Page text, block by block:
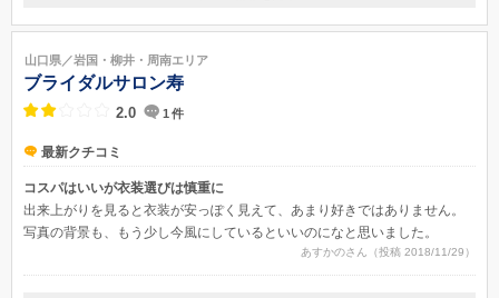
山口県周南市岐南町10-7
山口県／岩国・柳井・周南エリア
ブライダルサロン寿
2.0 1 件
最新クチコミ
コスパはいいが衣装選びは慎重に
出来上がりを見ると衣装が安っぽく見えて、あまり好きではありません。
写真の背景も、もう少し今風にしているといいのになと思いました。
あすかのさん（投稿 2018/11/29）